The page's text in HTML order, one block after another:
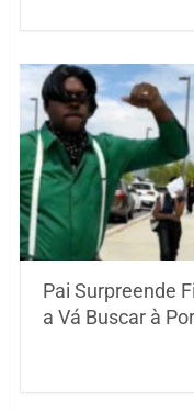
Pai Surpreende
a Vá Buscar à